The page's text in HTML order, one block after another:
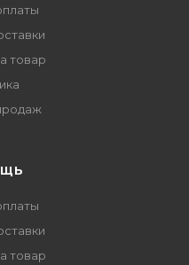
товар
товар